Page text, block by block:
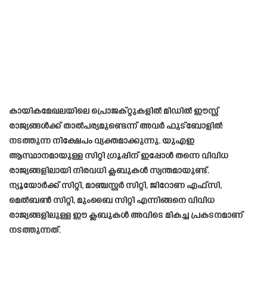
കായികമേഖലയിലെ പ്രൊജക്റ്റുകളിൽ മിഡിൽ ഈസ്റ്റ്
രാജ്യങ്ങൾക്ക് താൽപര്യമുണ്ടെന്ന് അവർ ഫുട്ബോളിൽ
നടത്തുന്ന നിക്ഷേപം വ്യക്തമാക്കുന്നു. യുഎഇ
ആസ്ഥാനമായുള്ള സിറ്റി ഗ്രൂപ്പിന് ഇപ്പോൾ തന്നെ വിവിധ
രാജ്യങ്ങളിലായി നിരവധി ക്ലബുകൾ സ്വന്തമായുണ്ട്.
ന്യൂയോർക്ക് സിറ്റി, മാഞ്ചസ്റ്റർ സിറ്റി, ജിറോണ എഫ്‌സി,
മെൽബൺ സിറ്റി, മുംബൈ സിറ്റി എന്നിങ്ങനെ വിവിധ
രാജ്യങ്ങളിലുള്ള ഈ ക്ലബുകൾ അവിടെ മികച്ച പ്രകടനമാണ്
നടത്തുന്നത്.